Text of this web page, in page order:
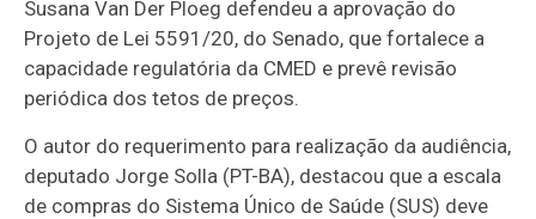
Susana Van Der Ploeg defendeu a aprovação do
Projeto de Lei 5591/20, do Senado, que fortalece a
capacidade regulatória da CMED e prevê revisão
periódica dos tetos de preços.
O autor do requerimento para realização da audiência,
deputado Jorge Solla (PT-BA), destacou que a escala
de compras do Sistema Único de Saúde (SUS) deve